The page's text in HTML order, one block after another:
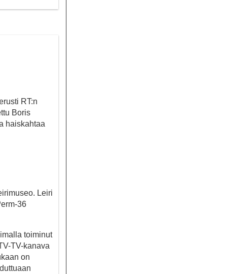
RT:n
Boris
haiskahtaa
Leiri
36
toiminut
TV-kanava
on